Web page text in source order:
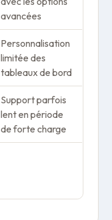
avancées
Personnalisation
limitée des
tableaux de bord
Support parfois
lent en période
de forte charge